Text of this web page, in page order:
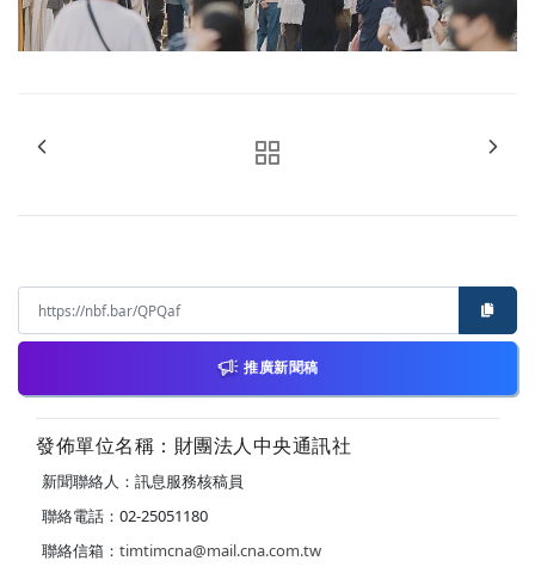
推廣新聞稿
發佈單位名稱：財團法人中央通訊社
新聞聯絡人：訊息服務核稿員
聯絡電話：02-25051180
聯絡信箱： timtimcna@mail.cna.com.tw